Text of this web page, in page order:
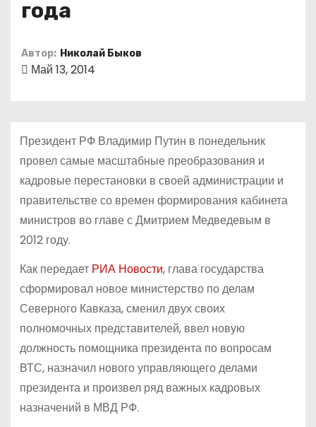
года
Автор: Николай Быков
Май 13, 2014
Президент РФ Владимир Путин в понедельник
провел самые масштабные преобразования и
кадровые перестановки в своей администрации и
правительстве со времен формирования кабинета
министров во главе с Дмитрием Медведевым в
2012 году.
Как передает РИА Новости, глава государства
сформировал новое министерство по делам
Северного Кавказа, сменил двух своих
полномочных представителей, ввел новую
должность помощника президента по вопросам
ВТС, назначил нового управляющего делами
президента и произвел ряд важных кадровых
назначений в МВД РФ.